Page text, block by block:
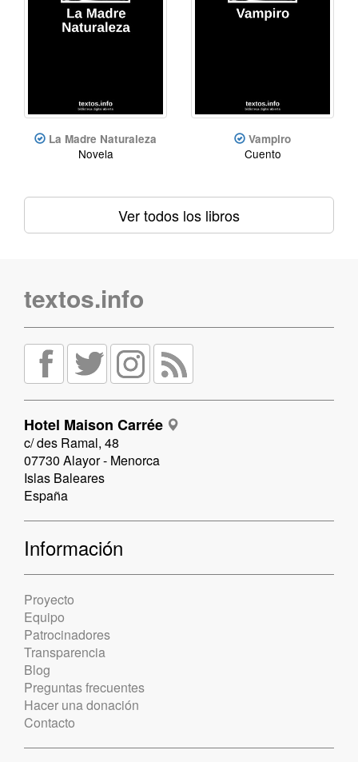
La Madre Naturaleza
Novela
Vampiro
Cuento
Ver todos los libros
textos.info
Hotel Maison Carrée
c/ des Ramal, 48
07730 Alayor - Menorca
Islas Baleares
España
Información
Proyecto
Equipo
Patrocinadores
Transparencia
Blog
Preguntas frecuentes
Hacer una donación
Contacto